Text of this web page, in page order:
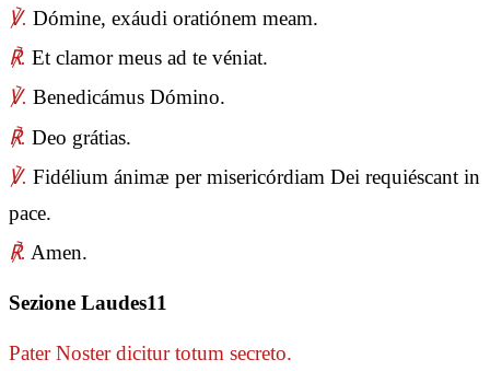
℣. Dómine, exáudi oratiónem meam.
℟. Et clamor meus ad te véniat.
℣. Benedicámus Dómino.
℟. Deo grátias.
℣. Fidélium ánimæ per misericórdiam Dei requiéscant in
pace.
℟. Amen.
Sezione Laudes11
Pater Nosterdicitur totum secreto.